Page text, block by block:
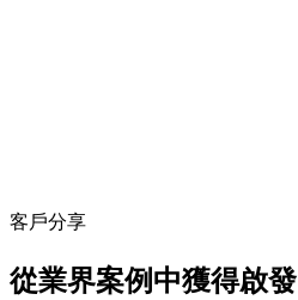
客戶分享
從業界案例中獲得啟發